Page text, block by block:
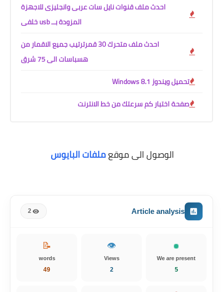
احدث ملف قنوات نايل سات عربى وانجليزى للاجهزة
المزودة بــ usb خلفى
احدث ملف متحرك 30 قمرترتيب جميع الاقمار من
هسباسات الى 75 شرق
تحميل ويندوز 8.1 Windows
صفحة اختبار كم سرعتك من خط الانترنت
الوصول الى موقعملفات البايوس
Article analysis
2
We are present
5
👁️
Views
2
📝
words
49